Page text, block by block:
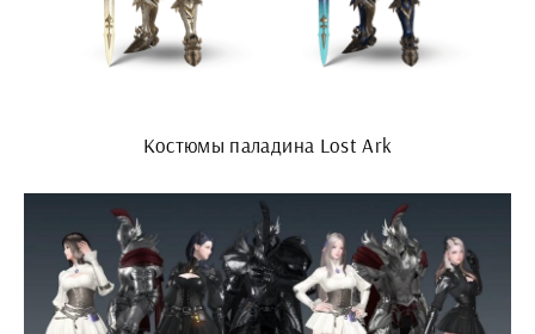
Костюмы паладина Lost Ark